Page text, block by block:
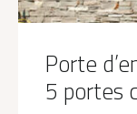
Porte
5 portes